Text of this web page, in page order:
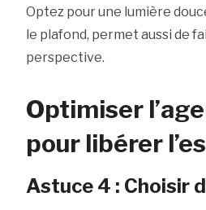
Optez pour une lumière
le plafond, permet aussi de
perspective.
Optimiser
pour libérer
Astuce 4 : Choisir